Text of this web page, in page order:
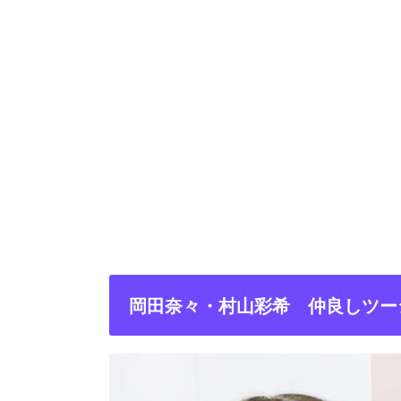
岡田奈々・村山彩希 仲良しツー